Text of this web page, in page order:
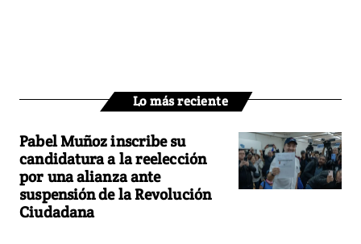
Lo más reciente
Pabel Muñoz inscribe su
candidatura a la reelección
por una alianza ante
suspensión de la Revolución
Ciudadana